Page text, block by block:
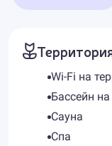
Wi-Fi на
Бассейн
Сауна
Спа